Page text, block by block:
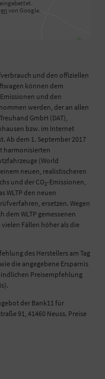
von Google.
und den offiziellen
können dem
und den
werden, der an allen
GmbH (DAT),
bzw. im Internet
dem 1. September 2017
harmonisierten
(World
neuen, realistischeren
und der CO2-Emissionen,
WLTP den neuen
ersetzen. Wegen
WLTP gemessenen
Fällen höher als die
des Herstellers am Tag
die angegebene Ersparnis
Preisempfehlung
der Bank11 für
91, 41460 Neuss. Preise